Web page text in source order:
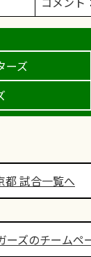
ーズ
都 試合一覧へ
ーズのチームペ